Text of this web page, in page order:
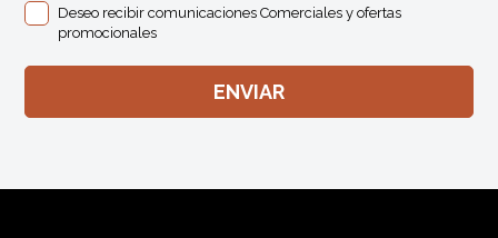
Deseo recibir comunicaciones Comerciales y ofertas
promocionales